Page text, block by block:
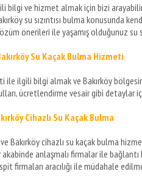
bilgi ve hizmet almak için bizi
su sızıntısı bulma konusunda
önerileri ile yaşamış olduğunuz su
Su Kaçak Bulma Hizmeti
ilgili bilgi almak ve Bakırköy
ücretlendirme vesair gibi detaylar
Cihazlı Su Kaçak Bulma
Bakırköy cihazlı su kaçak bulma
anlaşmalı firmalar ile bağlantı
firmaları aracılığı ile müdahale